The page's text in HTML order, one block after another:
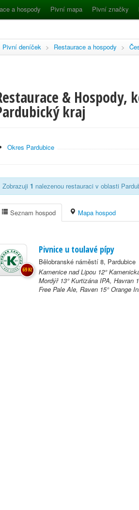
a hospody Pivní mapa Pivní značky
Pivní deníček > Restaurace a hospody >
& Hospody,
kraj
Okres Pardubice
Zobrazuji 1 nalezenou restauraci v oblasti
Seznam hospod Mapa hospod
Pivnice u toulavé pípy
Bělobranské náměstí 8, Pardubice
Kamenice nad Lipou 12°
Mordýř 13° Kurtizána IPA, Havran
Free Pale Ale, Raven 15° Orange
69 Kč